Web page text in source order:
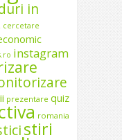
in
cercetare
instagram
prezentare quiz
romania
stiri